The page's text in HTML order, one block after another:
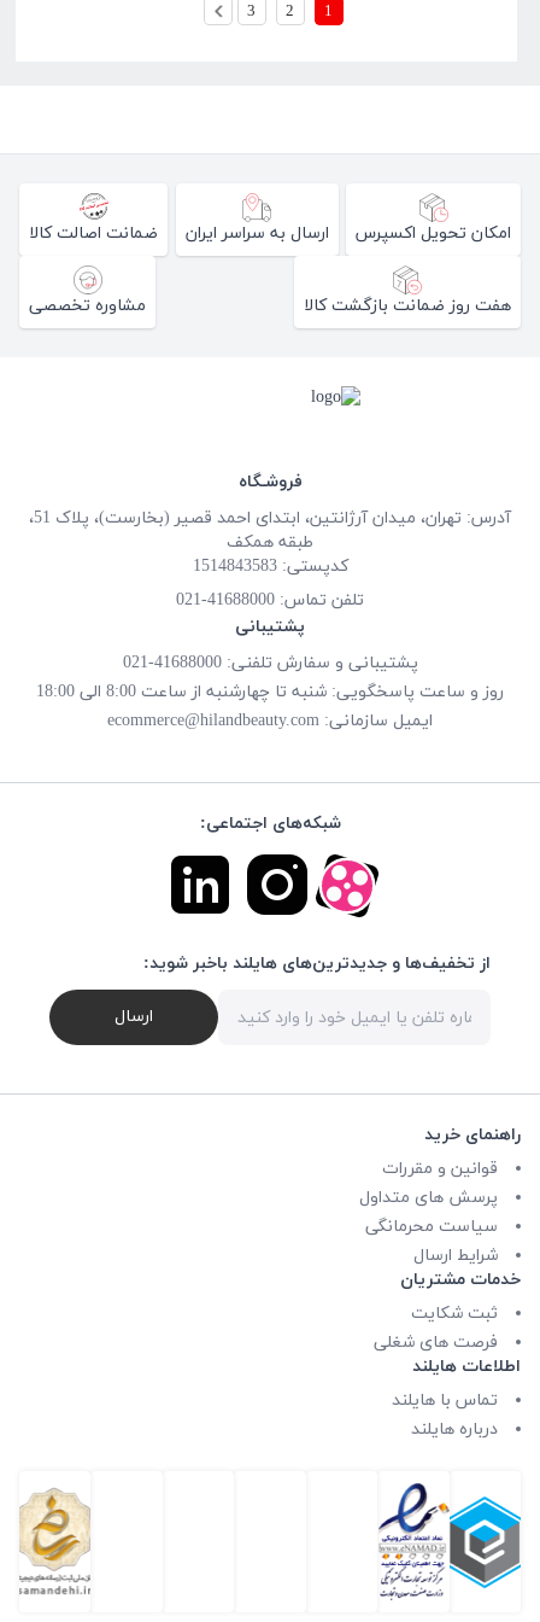
1
2
3
امکان تحویل اکسپرس ارسال به سراسر ایران ضمانت اصالت کالا
هفت روز ضمانت بازگشت کالا مشاوره تخصصی
فروشـگاه
آدرس: تهران، میدان آرژانتین، ابتدای احمد قصیر (بخارست)، پلاک 51،
طبقه همکف
کدپستی: 1514843583
تلفن تماس: 41688000-021
پشتیبانی
پشتیبانی و سفارش تلفنی: 41688000-021
روز و ساعت پاسخگویی: شنبه تا چهارشنبه از ساعت 8:00 الی 18:00
ایمیل سازمانی: ecommerce@hilandbeauty.com
شبکه‌های اجتماعی:
از تخفیف‌ها و جدیدترین‌های هایلند باخبر شوید:
ارسال
راهنمای خرید
قوانین و مقررات
پرسش های متداول
سیاست محرمانگی
شرایط ارسال
خدمات مشتریان
ثبت شکایت
فرصت های شغلی
اطلاعات هایلند
تماس با هایلند
درباره هایلند